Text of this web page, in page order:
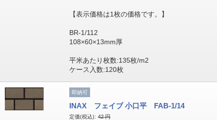
【表示価格は1枚の価格です。】
BR-1/112
108×60×13mm厚
平米あたり枚数:135枚/m2
ケース入数:120枚
即納可
INAX フェイブ 小口平 FAB-1/14
定価(税込): 42円